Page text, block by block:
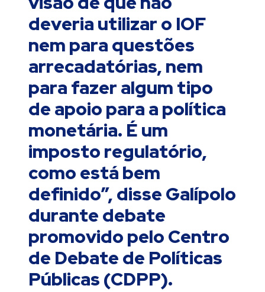
deveria utilizar o IOF
nem para questões
arrecadatórias, nem
para fazer algum tipo
de apoio para a política
monetária. É um
imposto regulatório,
como está bem
definido”, disse Galípolo
durante debate
promovido pelo Centro
de Debate de Políticas
Públicas (CDPP).